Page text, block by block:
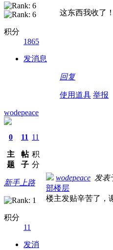
积分
1865
发消息
这东西我收了
回复
使用道具 举报
wodepeace
0
主
题
11
帖
子
11
积
分
新手上路
积分
11
发消
wodepeace 发表
部楼层
楼主发贴辛苦了，